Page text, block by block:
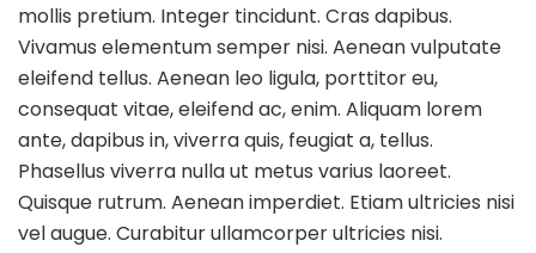
Wall
mollis pretium. Integer tincidunt. Cras dapibus.
Vivamus elementum semper nisi. Aenean vulputate
eleifend tellus. Aenean leo ligula, porttitor eu,
consequat vitae, eleifend ac, enim. Aliquam lorem
ante, dapibus in, viverra quis, feugiat a, tellus.
Phasellus viverra nulla ut metus varius laoreet.
Quisque rutrum. Aenean imperdiet. Etiam ultricies nisi
vel augue. Curabitur ullamcorper ultricies nisi.